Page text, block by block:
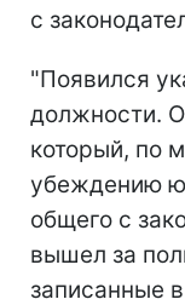
с
"Появился
должности.
который, по
убеждению
общего с
вышел за
записанные